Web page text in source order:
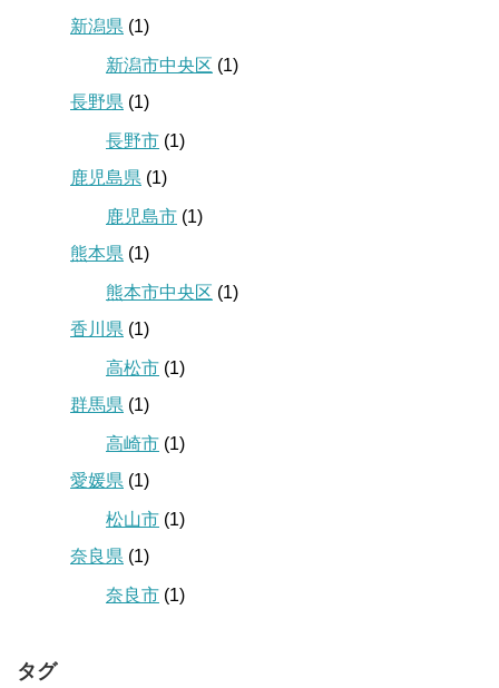
新潟県 (1)
新潟市中央区 (1)
長野県 (1)
長野市 (1)
鹿児島県 (1)
鹿児島市 (1)
熊本県 (1)
熊本市中央区 (1)
香川県 (1)
高松市 (1)
群馬県 (1)
高崎市 (1)
愛媛県 (1)
松山市 (1)
奈良県 (1)
奈良市 (1)
タグ